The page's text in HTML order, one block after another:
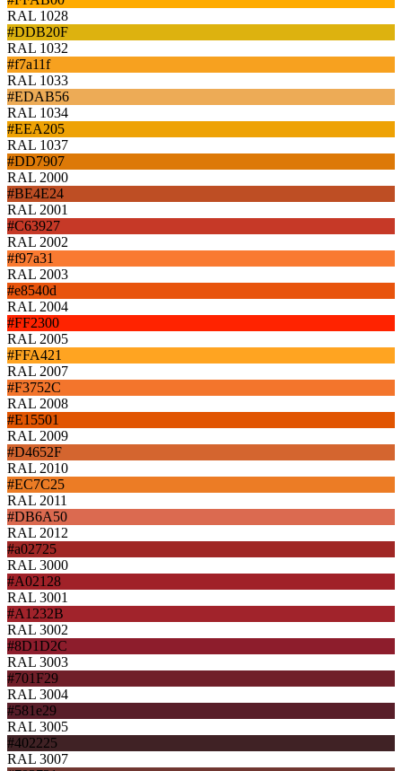
RAL 1028
#DDB20F
RAL 1032
#f7a11f
RAL 1033
#EDAB56
RAL 1034
#EEA205
RAL 1037
#DD7907
RAL 2000
#BE4E24
RAL 2001
#C63927
RAL 2002
#f97a31
RAL 2003
#e8540d
RAL 2004
#FF2300
RAL 2005
#FFA421
RAL 2007
#F3752C
RAL 2008
#E15501
RAL 2009
#D4652F
RAL 2010
#EC7C25
RAL 2011
#DB6A50
RAL 2012
#a02725
RAL 3000
#A02128
RAL 3001
#A1232B
RAL 3002
#8D1D2C
RAL 3003
#701F29
RAL 3004
#581e29
RAL 3005
#402225
RAL 3007